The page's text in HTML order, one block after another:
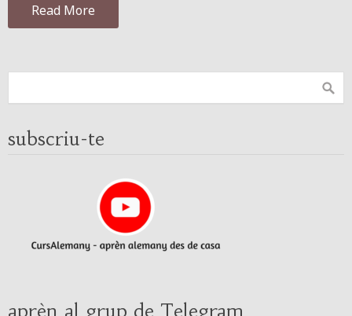
Read More
subscriu-te
aprèn al grup de Telegram